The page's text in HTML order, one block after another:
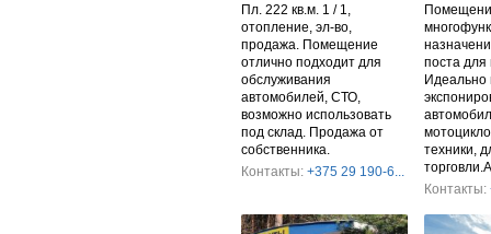
Пл. 222 кв.м. 1 / 1,
отопление, эл-во,
продажа. Помещение
отлично подходит для
обслуживания
автомобилей, СТО,
возможно использовать
под склад. Продажа от
собственника.
Контакты: +375 29 190-6...
поста для
Идеально
техники,
Контакты: